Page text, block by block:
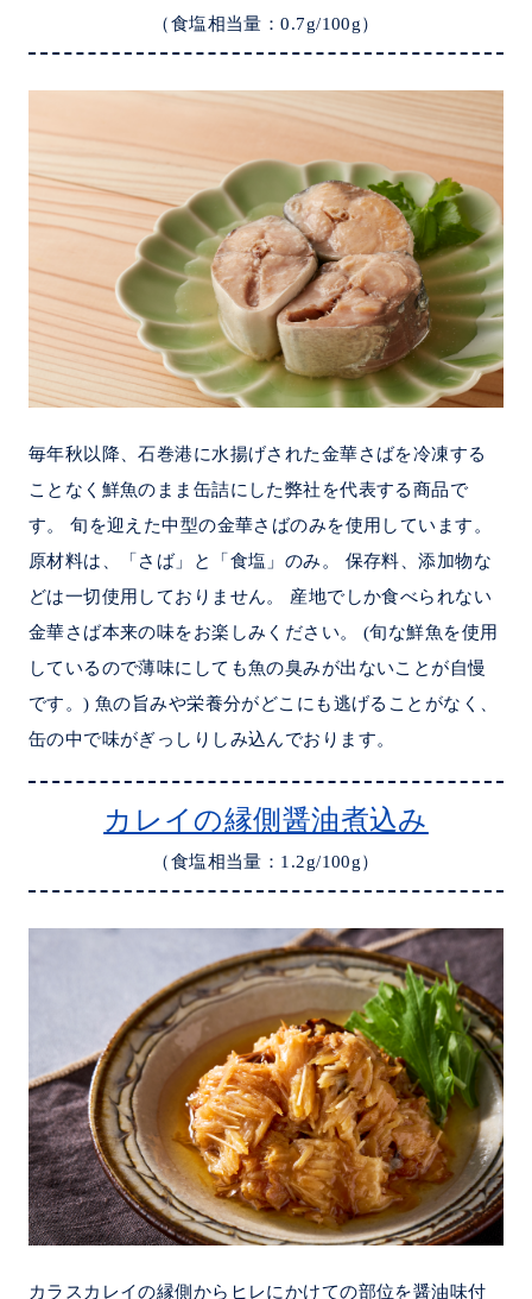
（食塩相当量：0.7g/100g）
毎年秋以降、石巻港に水揚げされた金華さばを冷凍する
ことなく鮮魚のまま缶詰にした弊社を代表する商品で
す。 旬を迎えた中型の金華さばのみを使用しています。
原材料は、「さば」と「食塩」のみ。 保存料、添加物な
どは一切使用しておりません。 産地でしか食べられない
金華さば本来の味をお楽しみください。 (旬な鮮魚を使用
しているので薄味にしても魚の臭みが出ないことが自慢
です。) 魚の旨みや栄養分がどこにも逃げることがなく、
缶の中で味がぎっしりしみ込んでおります。
カレイの縁側醤油煮込み
（食塩相当量：1.2g/100g）
カラスカレイの縁側からヒレにかけての部位を醤油味付